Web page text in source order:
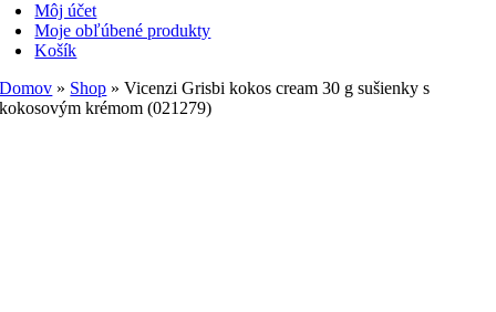
Môj účet
Moje obľúbené produkty
Košík
Domov » Shop »Vicenzi Grisbi kokos cream 30 g sušienky s
kokosovým krémom (021279)